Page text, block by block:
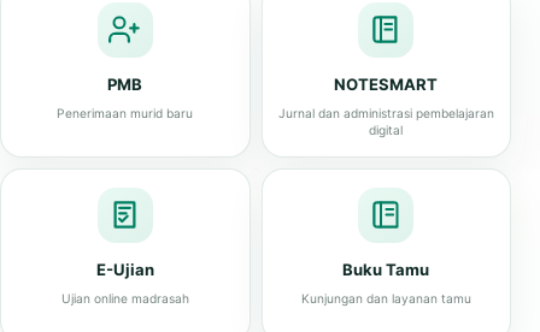
PMB
Penerimaan murid baru
NOTESMART
Jurnal dan administrasi pembelajaran
digital
E-Ujian
Ujian online madrasah
Buku Tamu
Kunjungan dan layanan tamu